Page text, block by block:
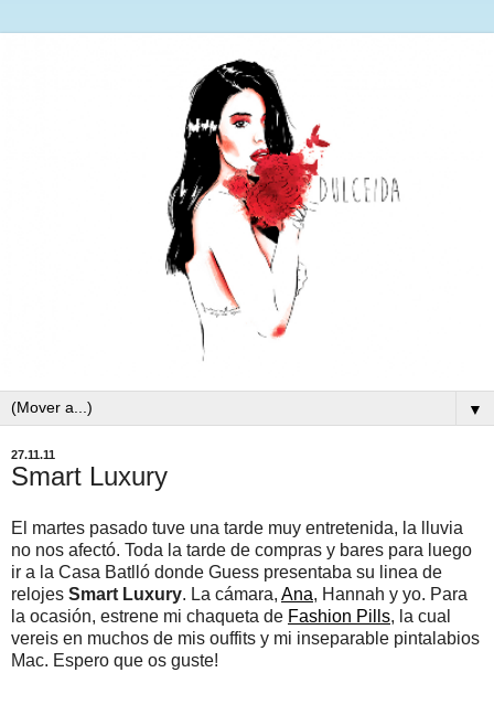
▼
27.11.11
Smart Luxury
El martes pasado tuve una tarde muy entretenida, la lluvia
no nos afectó. Toda la tarde de compras y bares para luego
ir a la Casa Batlló donde Guess presentaba su linea de
relojes Smart Luxury. La cámara, Ana, Hannah y yo. Para
la ocasión, estrene mi chaqueta de Fashion Pills, la cual
vereis en muchos de mis ouffits y mi inseparable pintalabios
Mac. Espero que os guste!